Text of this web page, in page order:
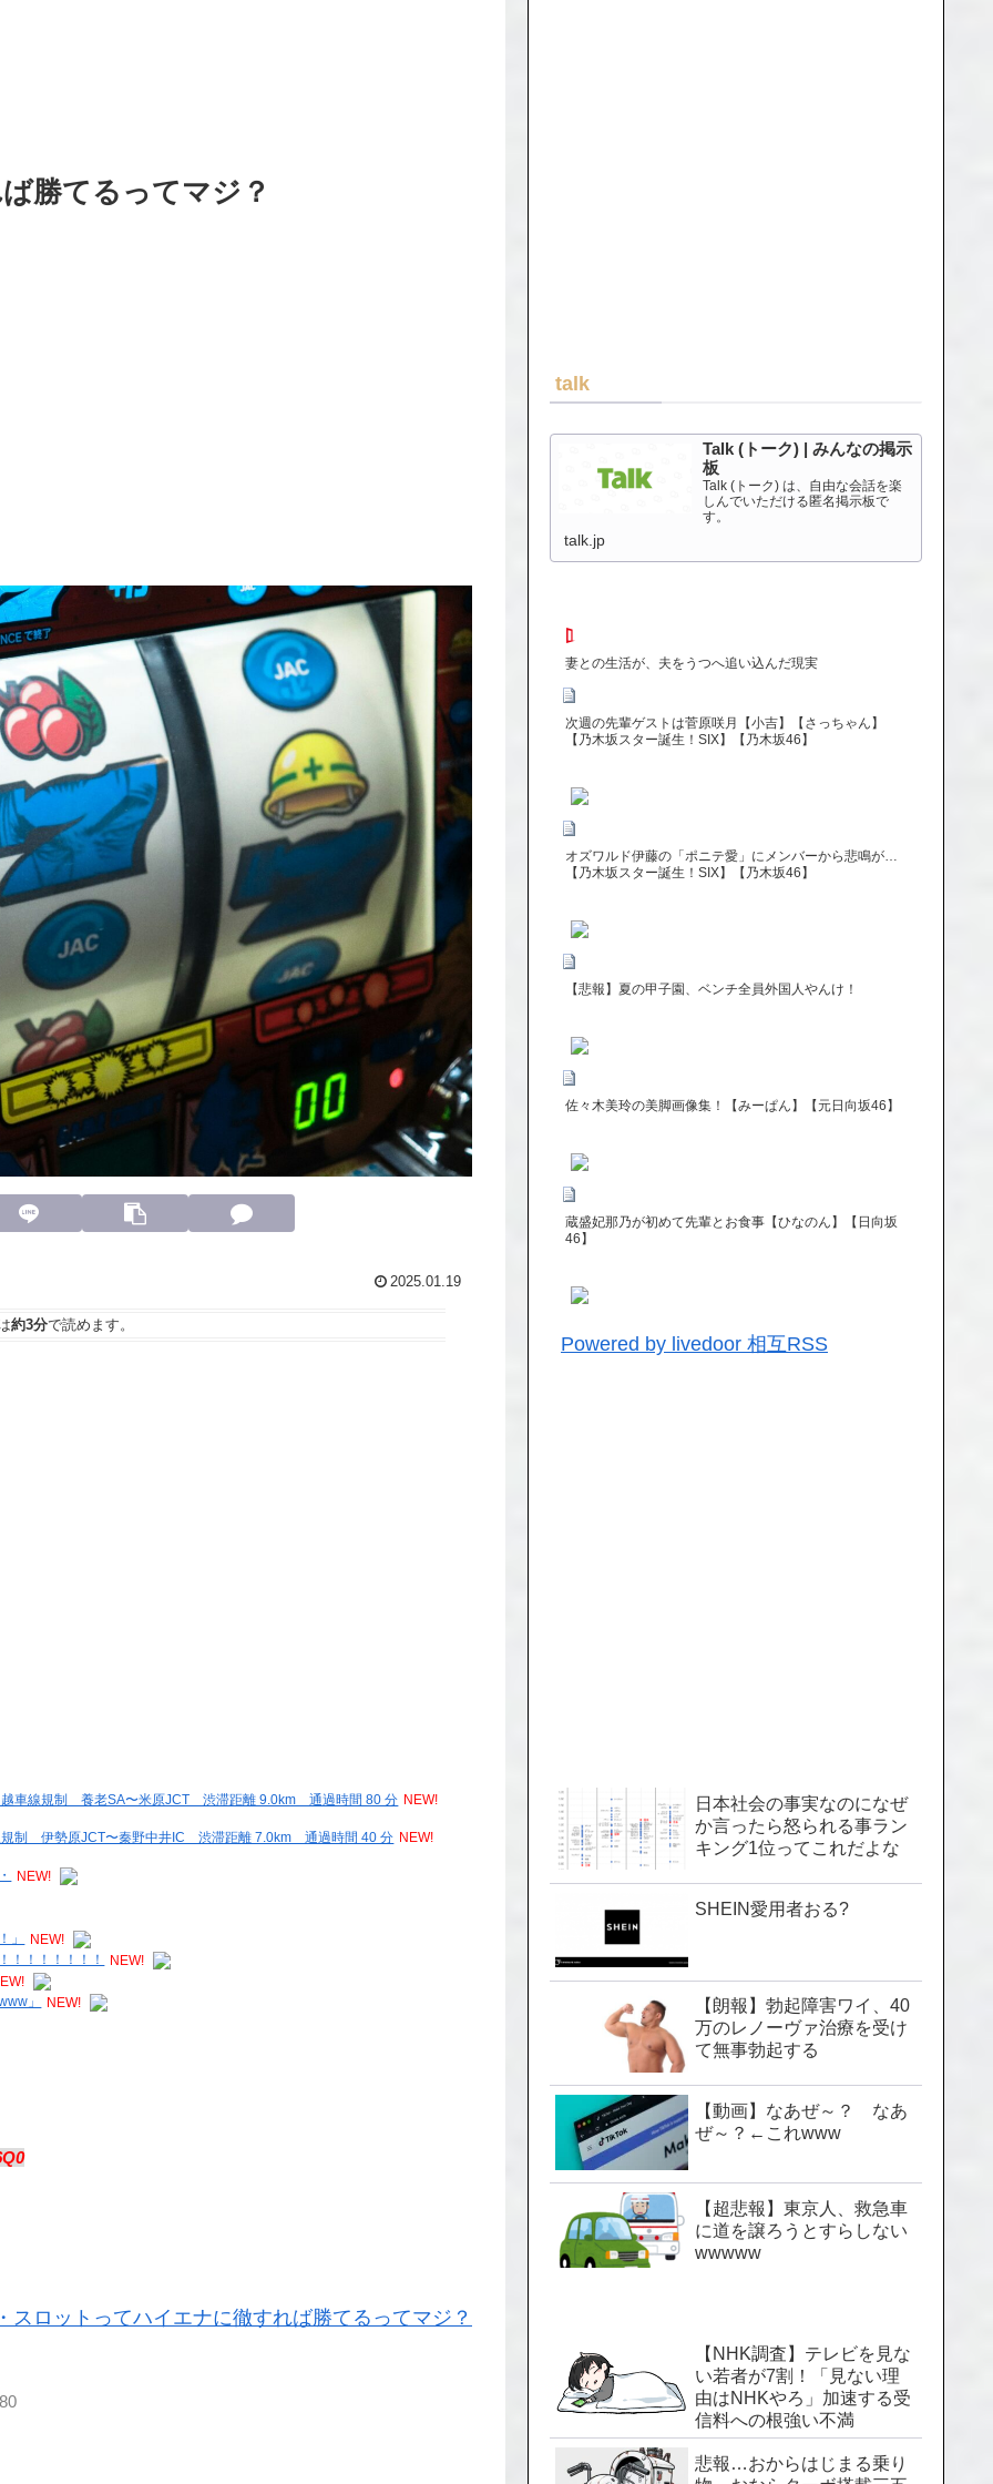
勝てるってマジ？
2025.01.19
約3分で読めます。
車線規制 養老SA〜米原JCT 渋滞距離 9.0km 通過時間 80 分 NEW!
制 伊勢原JCT〜秦野中井IC 渋滞距離 7.0km 通過時間 40 分 NEW!
NEW!
」
NEW!
！！！！！！！
NEW!
」
NEW!
スロットってハイエナに徹すれば勝てるってマジ？
talk
Talk (トーク) | みんなの掲示
板
Talk (トーク) は、自由な会話を楽
しんでいただける匿名掲示板で
す。
talk.jp
妻との生活が、夫をうつへ追い込んだ現実
次週の先輩ゲストは菅原咲月【小吉】【さっちゃん】
【乃木坂スター誕生！SIX】【乃木坂46】
オズワルド伊藤の「ポニテ愛」にメンバーから悲鳴が…
【乃木坂スター誕生！SIX】【乃木坂46】
【悲報】夏の甲子園、ベンチ全員外国人やんけ！
佐々木美玲の美脚画像集！【みーぱん】【元日向坂46】
蔵盛妃那乃が初めて先輩とお食事【ひなのん】【日向坂
46】
Powered by livedoor 相互RSS
日本社会の事実なのになぜ
か言ったら怒られる事ラン
キング1位ってこれだよな
SHEIN愛用者おる?
【朗報】勃起障害ワイ、40
万のレノーヴァ治療を受け
て無事勃起する
【動画】なあぜ～？ なあ
ぜ～？←これwww
【超悲報】東京人、救急車
に道を譲ろうとすらしない
wwwww
【NHK調査】テレビを見な
い若者が7割！「見ない理
由はNHKやろ」加速する受
信料への根強い不満
悲報…おからはじまる乗り